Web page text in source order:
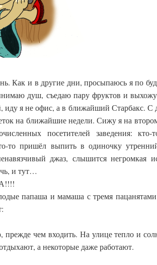
Как и в другие дни, просыпаюсь я по
душ, съедаю пару фруктов и
иду я не офис, а в ближайший Старбакс. С
на ближайшие недели. Сижу я на
посетителей заведения: кто-
то пришёл выпить в одиночку
джаз, слышится негромкая
и тут…
папаша и мамаша с тремя
прежде чем входить. На улице тепло и
а некоторые даже работают.